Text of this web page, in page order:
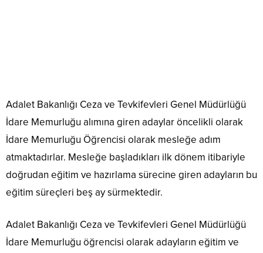
Adalet Bakanlığı Ceza ve Tevkifevleri Genel Müdürlüğü
İdare Memurluğu alımına giren adaylar öncelikli olarak
İdare Memurluğu Öğrencisi olarak mesleğe adım
atmaktadırlar. Mesleğe başladıkları ilk dönem itibariyle
doğrudan eğitim ve hazırlama sürecine giren adayların bu
eğitim süreçleri beş ay sürmektedir.
Adalet Bakanlığı Ceza ve Tevkifevleri Genel Müdürlüğü
İdare Memurluğu öğrencisi olarak adayların eğitim ve